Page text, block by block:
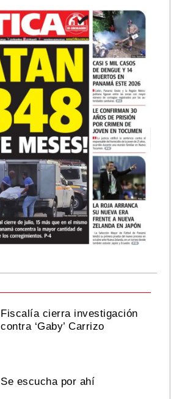
Fiscalía cierra investigación
contra ‘Gaby’ Carrizo
Se escucha por ahí